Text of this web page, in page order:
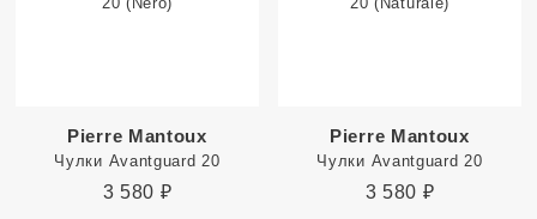
Pierre Mantoux
Чулки Avantguard 20
3 580 ₽
Pierre Mantoux
Чулки Avantguard 20
3 580 ₽